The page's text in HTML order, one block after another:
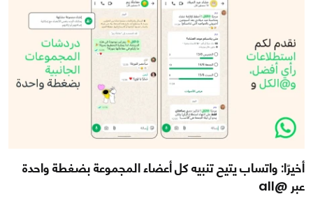
أخيرًا: واتساب يتيح تنبيه كل أعضاء المجموعة بضغطة واحدة
عبر @all